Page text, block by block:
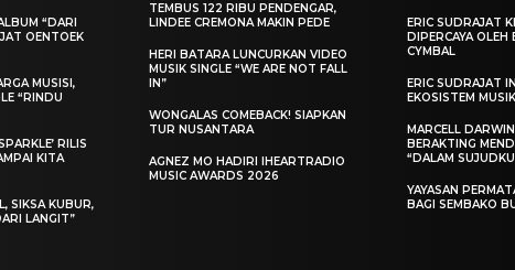
“DARI
OENTOEK
MUSISI,
“RINDU
RILIS
KITA
SIKSA KUBUR,
LANGIT”
TEMBUS 122 RIBU PENDENGAR,
LINDEE CREMONA MAKIN PEDE
HERI BATARA LUNCURKAN VIDEO
MUSIK SINGLE “WE ARE NOT FALL
IN”
WONGALAS COMEBACK! SIAPKAN
TUR NUSANTARA
AGNEZ MO HADIRI IHEARTRADIO
MUSIC AWARDS 2026
ERIC SUDRAJAT
DIPERCAYA
CYMBAL
ERIC SUDRAJAT
EKOSISTEM
MARCELL
BERAKTING
“DALAM
YAYASAN
BAGI SEMBAKO